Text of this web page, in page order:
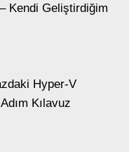
Kendi Geliştirdiğim
Hyper-V
Kılavuz